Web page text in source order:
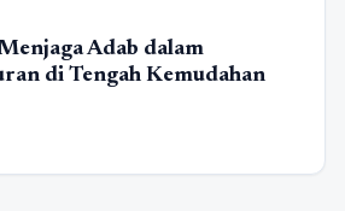
Adab dalam
di Tengah Kemudahan